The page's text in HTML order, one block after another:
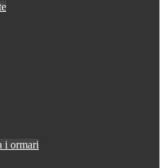
i ormari